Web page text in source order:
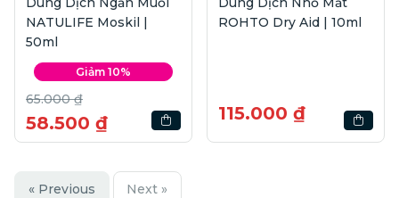
NATULIFE Moskil |
50ml
Giảm 10%
65.000 ₫
58.500 ₫
ROHTO Dry Aid | 10ml
115.000 ₫
« Previous Next »